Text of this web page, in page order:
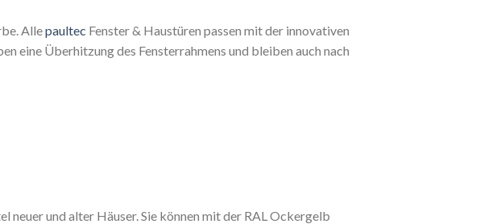
Allepaultec Fenster & Haustüren passen mit der innovativen
eine Überhitzung des Fensterrahmens und bleiben auch nach
und alter Häuser. Sie können mit der RAL Ockergelb